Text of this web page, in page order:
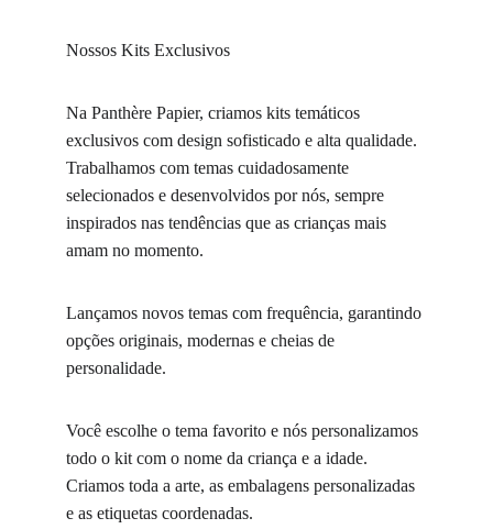
Nossos Kits Exclusivos
Na Panthère Papier, criamos kits temáticos
exclusivos com design sofisticado e alta qualidade.
Trabalhamos com temas cuidadosamente
selecionados e desenvolvidos por nós, sempre
inspirados nas tendências que as crianças mais
amam no momento.
Lançamos novos temas com frequência, garantindo
opções originais, modernas e cheias de
personalidade.
Você escolhe o tema favorito e nós personalizamos
todo o kit com o nome da criança e a idade.
Criamos toda a arte, as embalagens personalizadas
e as etiquetas coordenadas.